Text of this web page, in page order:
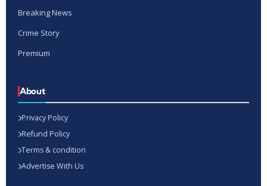
Breaking News
Crime Story
Premium
About
Privacy Policy
Refund Policy
Terms & condition
Advertise With Us